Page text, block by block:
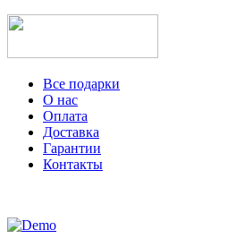
Все подарки
О нас
Оплата
Доставка
Гарантии
Контакты